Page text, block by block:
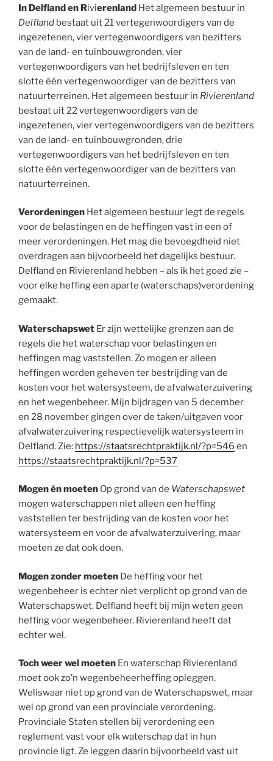
In Delfland en Rivierenland Het algemeen bestuur in
Delfland bestaat uit 21 vertegenwoordigers van de
ingezetenen, vier vertegenwoordigers van bezitters
van de land- en tuinbouwgronden, vier
vertegenwoordigers van het bedrijfsleven en ten
slotte één vertegenwoordiger van de bezitters van
natuurterreinen. Het algemeen bestuur in Rivierenland
bestaat uit 22 vertegenwoordigers van de
ingezetenen, vier vertegenwoordigers van de bezitters
van de land- en tuinbouwgronden, drie
vertegenwoordigers van het bedrijfsleven en ten
slotte één vertegenwoordiger van de bezitters van
natuurterreinen.
Verordeningen Het algemeen bestuur legt de regels
voor de belastingen en de heffingen vast in een of
meer verordeningen. Het mag die bevoegdheid niet
overdragen aan bijvoorbeeld het dagelijks bestuur.
Delfland en Rivierenland hebben – als ik het goed zie –
voor elke heffing een aparte (waterschaps)verordening
gemaakt.
Waterschapswet Er zijn wettelijke grenzen aan de
regels die het waterschap voor belastingen en
heffingen mag vaststellen. Zo mogen er alleen
heffingen worden geheven ter bestrijding van de
kosten voor het watersysteem, de afvalwaterzuivering
en het wegenbeheer. Mijn bijdragen van 5 december
en 28 november gingen over de taken/uitgaven voor
afvalwaterzuivering respectievelijk watersysteem in
Delfland. Zie: https://staatsrechtpraktijk.nl/?p=546 en
https://staatsrechtpraktijk.nl/?p=537
Mogen én moeten Op grond van de Waterschapswet
mogen waterschappen niet alleen een heffing
vaststellen ter bestrijding van de kosten voor het
watersysteem en voor de afvalwaterzuivering, maar
moeten ze dat ook doen.
Mogen zonder moeten De heffing voor het
wegenbeheer is echter niet verplicht op grond van de
Waterschapswet. Delfland heeft bij mijn weten geen
heffing voor wegenbeheer. Rivierenland heeft dat
echter wel.
Toch weer wel moeten En waterschap Rivierenland
moetook zo’n wegenbeheerheffing opleggen.
Weliswaar niet op grond van de Waterschapswet, maar
wel op grond van een provinciale verordening.
Provinciale Staten stellen bij verordening een
reglement vast voor elk waterschap dat in hun
provincie ligt. Ze leggen daarin bijvoorbeeld vast uit